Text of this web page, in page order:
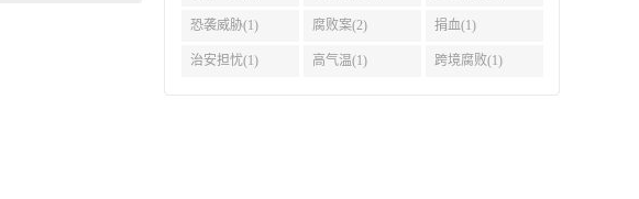
恐袭威胁(1) 腐败案(2) 捐血(1)
治安担忧(1) 高气温(1) 跨境腐败(1)